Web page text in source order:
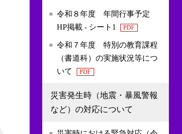
令和８年度 年間行事予定
HP掲載 - シート1
PDF
令和７年度 特別の教育課程
（書道科）の実施状況等につ
いて
PDF
災害発生時（地震・暴風警報
など）の対応について